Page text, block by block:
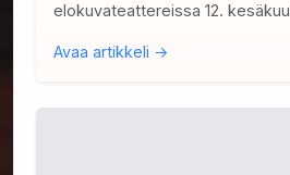
elokuvateattereissa 12.
Avaa artikkeli →